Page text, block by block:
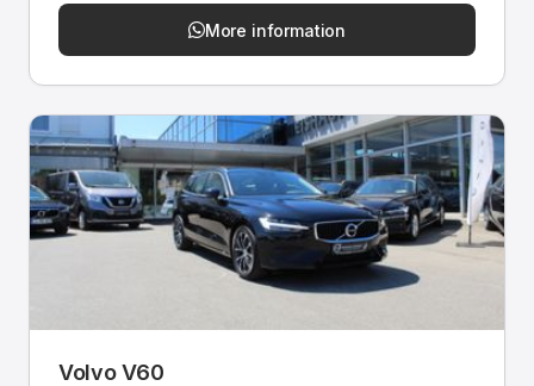
More information
Volvo V60